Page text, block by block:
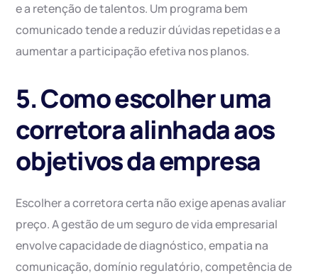
e a retenção de talentos. Um programa bem
comunicado tende a reduzir dúvidas repetidas e a
aumentar a participação efetiva nos planos.
5. Como escolher uma
corretora alinhada aos
objetivos da empresa
Escolher a corretora certa não exige apenas avaliar
preço. A gestão de um seguro de vida empresarial
envolve capacidade de diagnóstico, empatia na
comunicação, domínio regulatório, competência de